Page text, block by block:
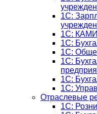
1C:
1C:
1C:
1С:
1С:
1С:
1С:
Отраслевые
1С: